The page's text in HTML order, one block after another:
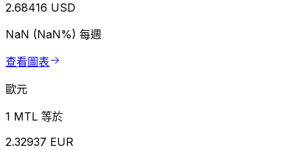
2.68416 USD
NaN (NaN%) 每週
查看圖表
歐元
1 MTL 等於
2.32937 EUR